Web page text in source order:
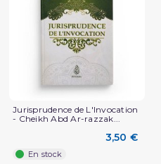
Jurisprudence de L'Invocation
- Cheikh Abd Ar-razzak...
3,50 €
En stock